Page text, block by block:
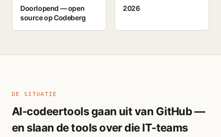
Doorlopend — open
source op Codeberg
2026
DE SITUATIE
AI-codeertools gaan uit van GitHub —
en slaan de tools over die IT-teams